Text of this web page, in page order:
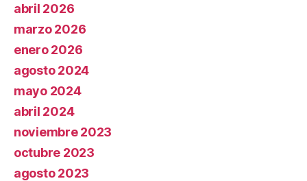
abril 2026
marzo 2026
enero 2026
agosto 2024
mayo 2024
abril 2024
noviembre 2023
octubre 2023
agosto 2023